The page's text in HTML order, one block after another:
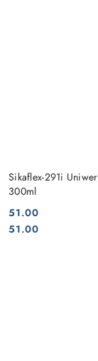
Sikaflex-291i
300ml
Cena:
51.00
Cena:
51.00